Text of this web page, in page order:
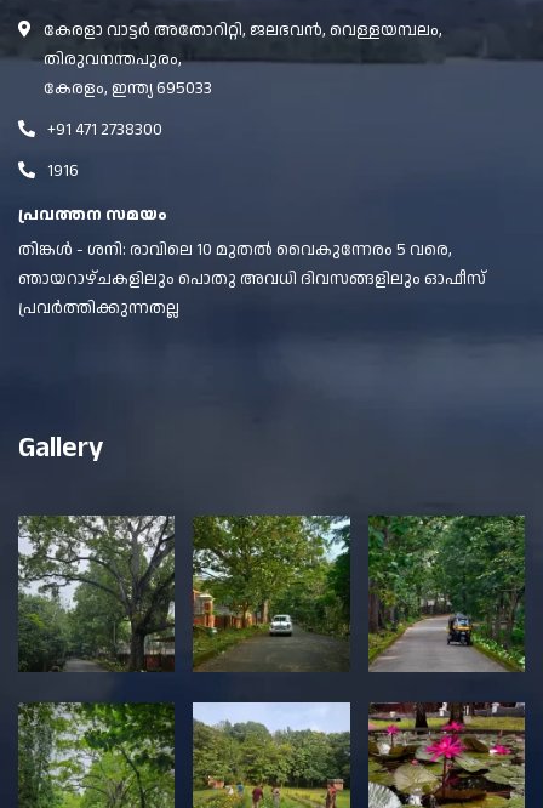
കേരളാ വാട്ടർ അതോറിറ്റി, ജലഭവൻ, വെള്ളയമ്പലം,
തിരുവനന്തപുരം,
കേരളം, ഇന്ത്യ 695033
+91 471 2738300
1916
പ്രവത്തന സമയം
തിങ്കൾ - ശനി: രാവിലെ 10 മുതൽ വൈകുന്നേരം 5 വരെ,
ഞായറാഴ്ചകളിലും പൊതു അവധി ദിവസങ്ങളിലും ഓഫീസ്
പ്രവർത്തിക്കുന്നതല്ല
Gallery